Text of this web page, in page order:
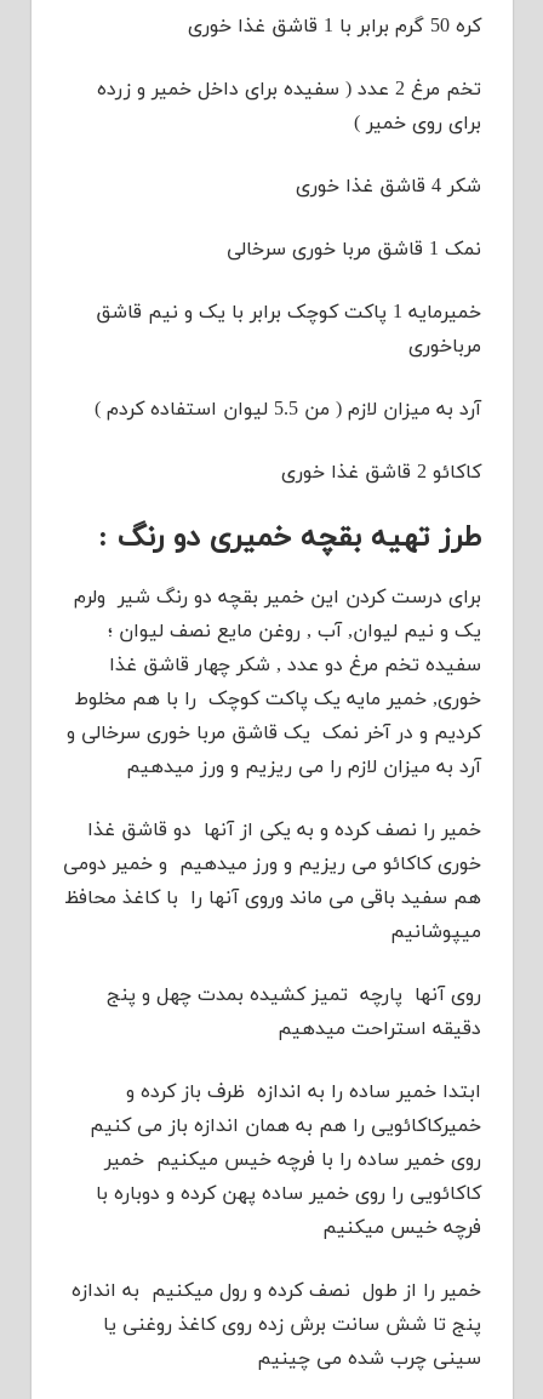
کره 50 گرم برابر با 1 قاشق غذا خوری
تخم مرغ 2 عدد ( سفیده برای داخل خمیر و زرده
برای روی خمیر )
شکر 4 قاشق غذا خوری
نمک 1 قاشق مربا خوری سرخالی
خمیرمایه 1 پاکت کوچک برابر با یک و نیم قاشق
مرباخوری
آرد به میزان لازم ( من 5.5 لیوان استفاده کردم )
کاکائو 2 قاشق غذا خوری
طرز تهیه بقچه خمیری دو رنگ :
برای درست کردن این خمیر بقچه دو رنگ شیر ولرم
یک و نیم لیوان, آب , روغن مایع نصف لیوان ؛
سفیده تخم مرغ دو عدد , شکر چهار قاشق غذا
خوری, خمیر مایه یک پاکت کوچک را با هم مخلوط
کردیم و در آخر نمک یک قاشق مربا خوری سرخالی و
آرد به میزان لازم را می ریزیم و ورز میدهیم
خمیر را نصف کرده و به یکی از آنها دو قاشق غذا
خوری کاکائو می ریزیم و ورز میدهیم و خمیر دومی
هم سفید باقی می ماند وروی آنها را با کاغذ محافظ
میپوشانیم
روی آنها پارچه تمیز کشیده بمدت چهل و پنج
دقیقه استراحت میدهیم
ابتدا خمیر ساده را به اندازه ظرف باز کرده و
خمیرکاکائویی را هم به همان اندازه باز می کنیم
روی خمیر ساده را با فرچه خیس میکنیم خمیر
کاکائویی را روی خمیر ساده پهن کرده و دوباره با
فرچه خیس میکنیم
خمیر را از طول نصف کرده و رول میکنیم به اندازه
پنج تا شش سانت برش زده روی کاغذ روغنی یا
سینی چرب شده می چینیم